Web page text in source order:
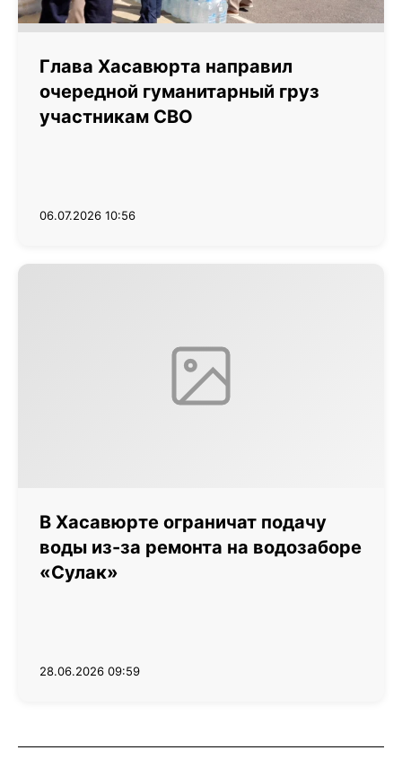
Глава Хасавюрта направил
очередной гуманитарный груз
участникам СВО
06.07.2026 10:56
В Хасавюрте ограничат подачу
воды из-за ремонта на водозаборе
«Сулак»
28.06.2026 09:59